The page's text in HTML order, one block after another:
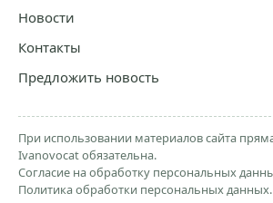
Новости
Контакты
Предложить новость
При использовании материалов сайта
Ivanovocat обязательна.
Согласие на обработку персональных
Политика обработки персональных данных.